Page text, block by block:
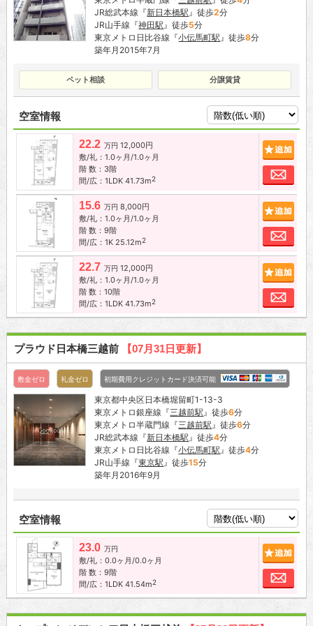
JR総武本線『新日本橋駅 』徒歩2分
JR山手線『神田駅 』徒歩5分
東京メトロ日比谷線『小伝馬町駅 』徒歩8分
築年月2015年7月
ペット相談 分譲賃貸
空室情報
22.2 万円 12,000円
敷/礼：1.0ヶ月/1.0ヶ月
階 数：3階
間/広：1LDK 41.73m2
追加
お
15.6 万円 8,000円
敷/礼：1.0ヶ月/1.0ヶ月
階 数：9階
間/広：1K 25.12m2
お
22.7 万円 12,000円
敷/礼：1.0ヶ月/1.0ヶ月
階 数：10階
間/広：1LDK 41.73m2
お
プラウド日本橋三越前 【07月31日更新】
敷金ゼロ 礼金ゼロ 初期費用クレジットカード決済可能
東京都中央区日本橋堀留町1-13-3
東京メトロ銀座線『三越前駅 』徒歩6分
東京メトロ半蔵門線『三越前駅 』徒歩6分
JR総武本線『新日本橋駅 』徒歩4分
東京メトロ日比谷線『小伝馬町駅 』徒歩4分
JR山手線『東京駅 』徒歩15分
築年月2016年9月
空室情報
23.0 万円
敷/礼：0.0ヶ月/0.0ヶ月
階 数：9階
間/広：1LDK 41.54m2
お